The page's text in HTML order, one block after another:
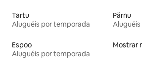
Tartu
Aluguéis por temporada
Pärnu
Espoo
Aluguéis por temporada
Mostrar